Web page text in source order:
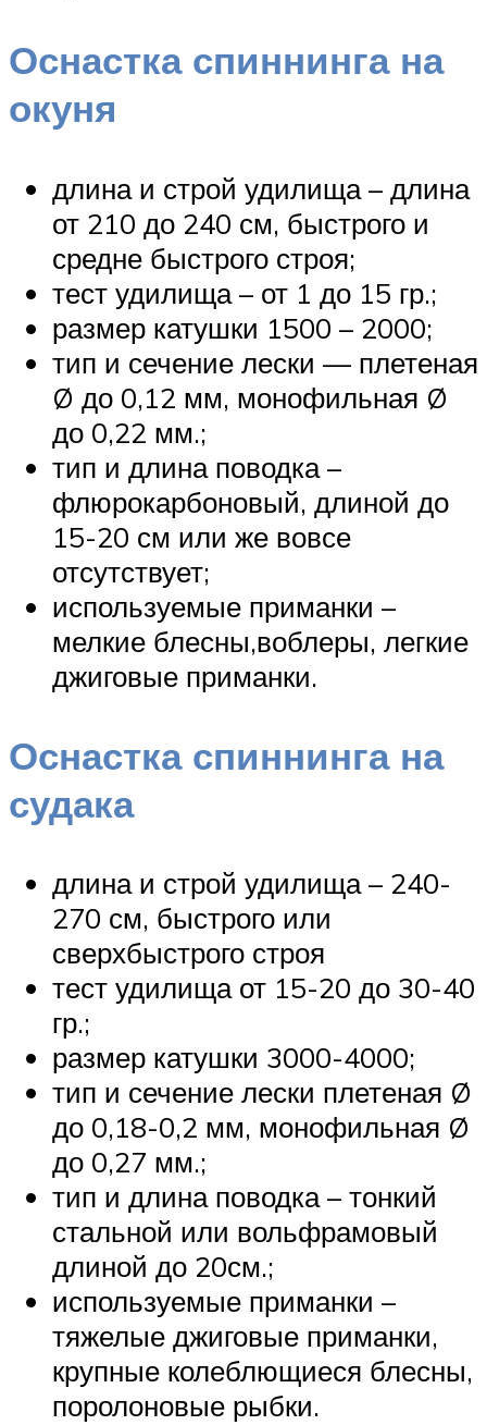
Оснастка спиннинга на
окуня
длина и строй удилища – длина
от 210 до 240 см, быстрого и
средне быстрого строя;
тест удилища – от 1 до 15 гр.;
размер катушки 1500 – 2000;
тип и сечение лески — плетеная
Ø до 0,12 мм, монофильная Ø
до 0,22 мм.;
тип и длина поводка –
флюрокарбоновый, длиной до
15-20 см или же вовсе
отсутствует;
используемые приманки –
мелкие блесны,воблеры, легкие
джиговые приманки.
Оснастка спиннинга на
судака
длина и строй удилища – 240-
270 см, быстрого или
сверхбыстрого строя
тест удилища от 15-20 до 30-40
гр.;
размер катушки 3000-4000;
тип и сечение лески плетеная Ø
до 0,18-0,2 мм, монофильная Ø
до 0,27 мм.;
тип и длина поводка – тонкий
стальной или вольфрамовый
длиной до 20см.;
используемые приманки –
тяжелые джиговые приманки,
крупные колеблющиеся блесны,
поролоновые рыбки.